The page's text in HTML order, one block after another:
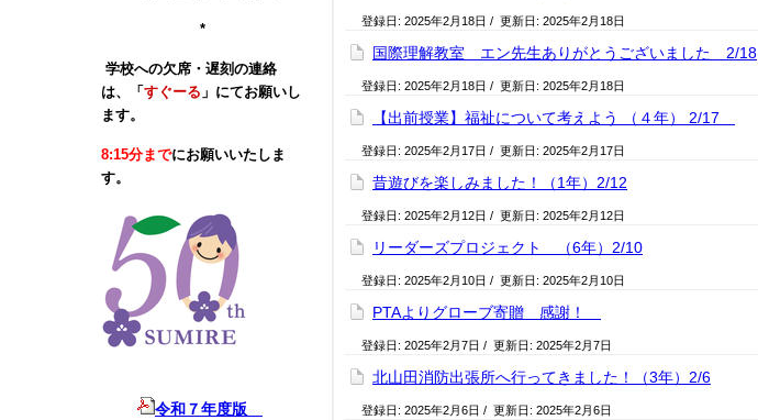
*
学校への欠席・遅刻の連絡
は、「 すぐーる 」にてお願いし
ます。
8:15分までにお願いいたしま
す。
令和７年度版
登録日: 2025年2月18日 / 更新日: 2025年2月18日
国際理解教室 エン先生ありがとうございました 2/18
登録日: 2025年2月18日 / 更新日: 2025年2月18日
【出前授業】福祉について考えよう （４年） 2/17
登録日: 2025年2月17日 / 更新日: 2025年2月17日
昔遊びを楽しみました！（1年）2/12
登録日: 2025年2月12日 / 更新日: 2025年2月12日
リーダーズプロジェクト （6年）2/10
登録日: 2025年2月10日 / 更新日: 2025年2月10日
PTAよりグローブ寄贈 感謝！
登録日: 2025年2月7日 / 更新日: 2025年2月7日
北山田消防出張所へ行ってきました！（3年）2/6
登録日: 2025年2月6日 / 更新日: 2025年2月6日